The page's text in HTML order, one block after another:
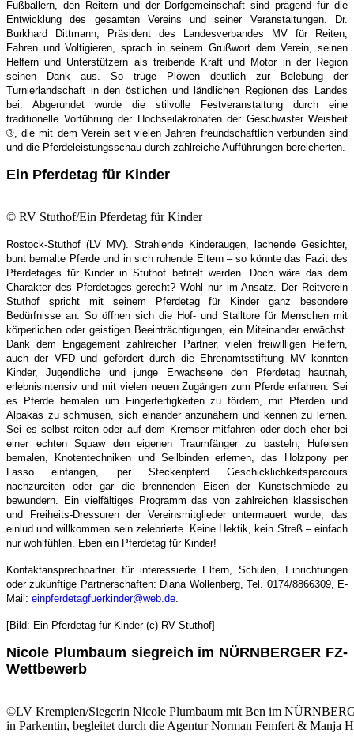
Fußballern, den Reitern und der Dorfgemeinschaft sind prägend für die
Entwicklung des gesamten Vereins und seiner Veranstaltungen. Dr.
Burkhard Dittmann, Präsident des Landesverbandes MV für Reiten,
Fahren und Voltigieren, sprach in seinem Grußwort dem Verein, seinen
Helfern und Unterstützern als treibende Kraft und Motor in der Region
seinen Dank aus. So trüge Plöwen deutlich zur Belebung der
Turnierlandschaft in den östlichen und ländlichen Regionen des Landes
bei. Abgerundet wurde die stilvolle Festveranstaltung durch eine
traditionelle Vorführung der Hochseilakrobaten der Geschwister Weisheit
®, die mit dem Verein seit vielen Jahren freundschaftlich verbunden sind
und die Pferdeleistungsschau durch zahlreiche Aufführungen bereicherten.
Ein Pferdetag für Kinder
© RV Stuthof/Ein Pferdetag für Kinder
Rostock-Stuthof (LV MV). Strahlende Kinderaugen, lachende Gesichter,
bunt bemalte Pferde und in sich ruhende Eltern – so könnte das Fazit des
Pferdetages für Kinder in Stuthof betitelt werden. Doch wäre das dem
Charakter des Pferdetages gerecht? Wohl nur im Ansatz. Der Reitverein
Stuthof spricht mit seinem Pferdetag für Kinder ganz besondere
Bedürfnisse an. So öffnen sich die Hof- und Stalltore für Menschen mit
körperlichen oder geistigen Beeinträchtigungen, ein Miteinander erwächst.
Dank dem Engagement zahlreicher Partner, vielen freiwilligen Helfern,
auch der VFD und gefördert durch die Ehrenamtsstiftung MV konnten
Kinder, Jugendliche und junge Erwachsene den Pferdetag hautnah,
erlebnisintensiv und mit vielen neuen Zugängen zum Pferde erfahren. Sei
es Pferde bemalen um Fingerfertigkeiten zu fördern, mit Pferden und
Alpakas zu schmusen, sich einander anzunähern und kennen zu lernen.
Sei es selbst reiten oder auf dem Kremser mitfahren oder doch eher bei
einer echten Squaw den eigenen Traumfänger zu basteln, Hufeisen
bemalen, Knotentechniken und Seilbinden erlernen, das Holzpony per
Lasso einfangen, per Steckenpferd Geschicklichkeitsparcours
nachzureiten oder gar die brennenden Eisen der Kunstschmiede zu
bewundern. Ein vielfältiges Programm das von zahlreichen klassischen
und Freiheits-Dressuren der Vereinsmitglieder untermauert wurde, das
einlud und willkommen sein zelebrierte. Keine Hektik, kein Streß – einfach
nur wohlfühlen. Eben ein Pferdetag für Kinder!
Kontaktansprechpartner für interessierte Eltern, Schulen, Einrichtungen
oder zukünftige Partnerschaften: Diana Wollenberg, Tel. 0174/8866309, E-
Mail: einpferdetagfuerkinder@web.de
[Bild: Ein Pferdetag für Kinder (c) RV Stuthof]
Nicole Plumbaum siegreich im NÜRNBERGER FZ-
Wettbewerb
©LV Krempien/Siegerin Nicole Plumbaum mit Ben im
in Parkentin, begleitet durch die Agentur Norman Femfert & Manja